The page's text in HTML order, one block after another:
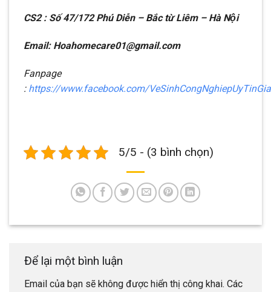
CS2 : Số 47/172 Phú Diễn – Bắc từ Liêm – Hà Nội
Email: Hoahomecare01@gmail.com
Fanpage
:https://www.facebook.com/
5/5 - (3 bình chọn)
Để lại một bình luận
Email của bạn sẽ không được hiển thị công khai. Các